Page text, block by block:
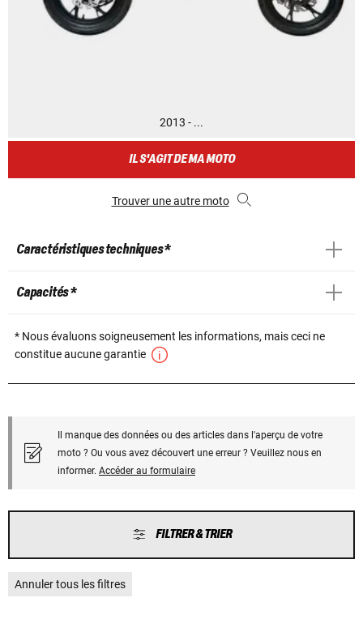
2013 - ...
IL S'AGIT DE MA MOTO
Trouver une autre moto
Caractéristiques techniques *
Capacités *
* Nous évaluons soigneusement les informations, mais ceci ne
constitue aucune garantie
Il manque des données ou des articles dans l'aperçu de votre
moto ? Ou vous avez découvert une erreur ? Veuillez nous en
informer. Accéder au formulaire
FILTRER & TRIER
Annuler tous les filtres